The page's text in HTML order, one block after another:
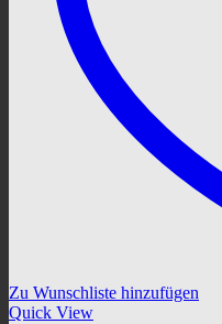
Zu Wunschliste hinzufügen
Quick View